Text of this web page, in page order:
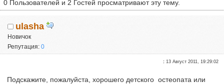
0 Пользователей и 2 Гостей просматривают эту тему.
ulasha
Новичок
Репутация:0
:13 Август 2011, 19:29:02
Подскажите, пожалуйста, хорошего детского остеопата или